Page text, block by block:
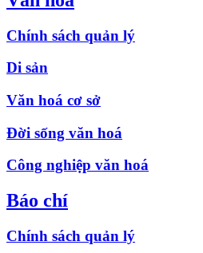
Chính sách quản lý
Di sản
Văn hoá cơ sở
Đời sống văn hoá
Công nghiệp văn hoá
Báo chí
Chính sách quản lý